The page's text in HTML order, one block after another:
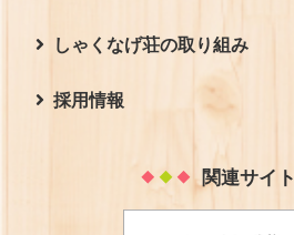
サービス
趣味別 職員紹介
しゃくなげ荘の取り組み
採用情報
関連サイト